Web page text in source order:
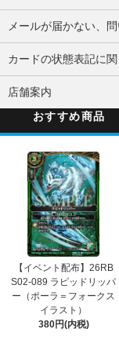
メールが届かない、
カードの状態表記に関
店舗案内
おすすめ商品
【イベント配布】26RB
S02-089 ラピッドリッパ
ー（ポーラ＝フォークス
イラスト）
380円(内税)